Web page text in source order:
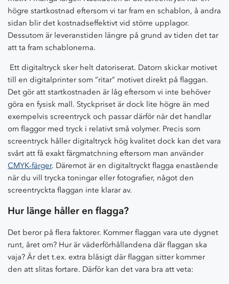
högre startkostnad eftersom vi tar fram en schablon, å andra
sidan blir det kostnadseffektivt vid större upplagor.
Dessutom är leveranstiden längre på grund av tiden det tar
att ta fram schablonerna.
Ett digitaltryck sker helt datoriserat. Datorn skickar motivet
till en digitalprinter som ”ritar” motivet direkt på flaggan.
Det gör att startkostnaden är låg eftersom vi inte behöver
göra en fysisk mall. Styckpriset är dock lite högre än med
exempelvis screentryck och passar därför när det handlar
om flaggor med tryck i relativt små volymer. Precis som
screentryck håller digitaltryck hög kvalitet dock kan det vara
svårt att få exakt färgmatchning eftersom man använder
CMYK-färger. Däremot är en digitaltryckt flagga enastående
när du vill trycka toningar eller fotografier, något den
screentryckta flaggan inte klarar av.
Hur länge håller en flagga?
Det beror på flera faktorer. Kommer flaggan vara ute dygnet
runt, året om? Hur är väderförhållandena där flaggan ska
vaja? Är det t.ex. extra blåsigt där flaggan sitter kommer
den att slitas fortare. Därför kan det vara bra att veta: